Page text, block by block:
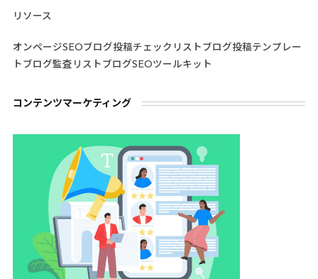
リソース
オンページSEOブログ投稿チェックリストブログ投稿テンプレー
トブログ監査リストブログSEOツールキット
コンテンツマーケティング